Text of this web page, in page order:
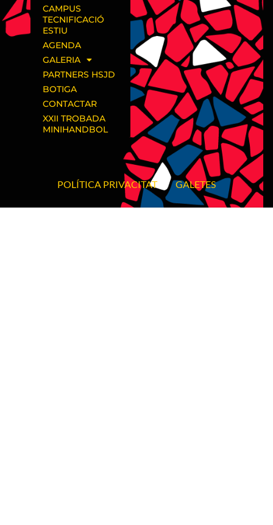
CAMPUS
TECNIFICACIÓ
ESTIU
AGENDA
GALERIA
PARTNERS HSJD
BOTIGA
CONTACTAR
XXII TROBADA
MINIHANDBOL
POLÍTICA PRIVACITAT GALETES